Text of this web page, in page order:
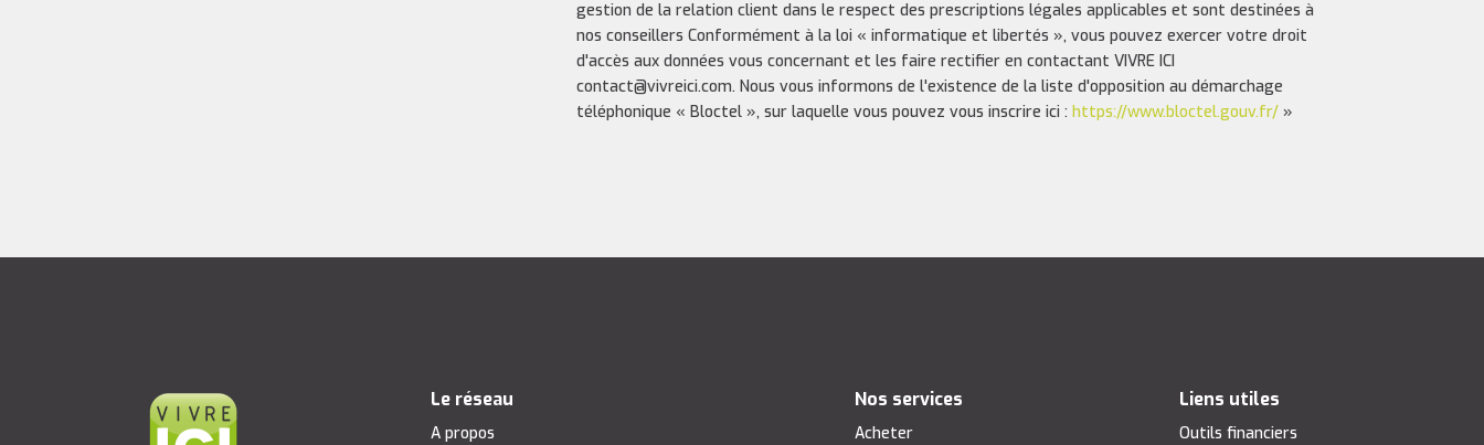
gestion de la relation client dans le respect des prescriptions légales applicables et sont destinées à
nos conseillers Conformément à la loi « informatique et libertés », vous pouvez exercer votre droit
d'accès aux données vous concernant et les faire rectifier en contactant VIVRE ICI
contact@vivreici.com. Nous vous informons de l'existence de la liste d'opposition au démarchage
téléphonique « Bloctel », sur laquelle vous pouvez vous inscrire ici : https://www.bloctel.gouv.fr/»
Le réseau
A propos
Nos services
Acheter
Liens utiles
Outils financiers